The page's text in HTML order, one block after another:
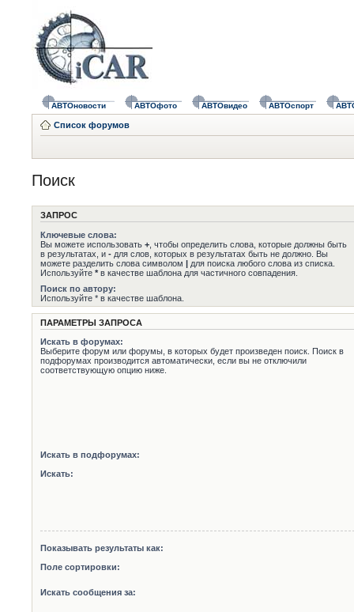
АВТОновости АВТОфото АВТОвидео АВТОспорт
Список форумов
Поиск
ЗАПРОС
Ключевые слова:
Вы можете использовать + , чтобы определить слова, которые должны быть
в результатах, и - для слов, которых в результатах быть не должно. Вы
можете разделить слова символом | для поиска любого слова из списка.
Используйте * в качестве шаблона для частичного совпадения.
Поиск по автору:
Используйте * в качестве шаблона.
ПАРАМЕТРЫ ЗАПРОСА
Искать в форумах:
Выберите форум или форумы, в которых будет произведен поиск. Поиск в
подфорумах производится автоматически, если вы не отключили
соответствующую опцию ниже.
Искать в подфорумах:
Искать:
Показывать результаты как:
Поле сортировки:
Искать сообщения за: